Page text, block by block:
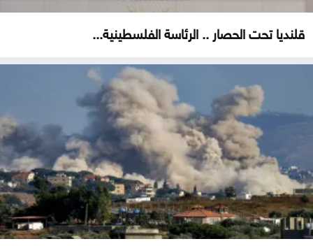
قلنديا تحت الحصار .. الرئاسة الفلسطينية...